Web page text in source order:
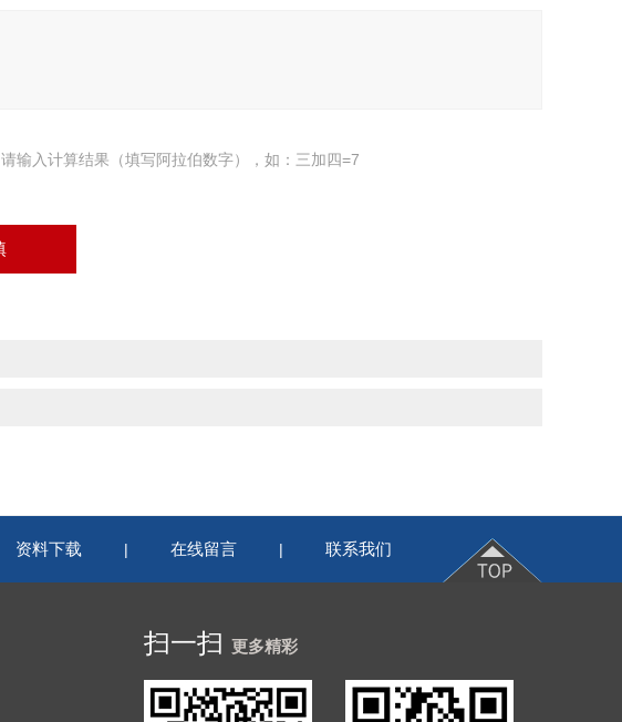
请输入计算结果（填写阿拉伯数字），如：三加四=7
资料下载 | 在线留言 | 联系我们
扫一扫 更多精彩